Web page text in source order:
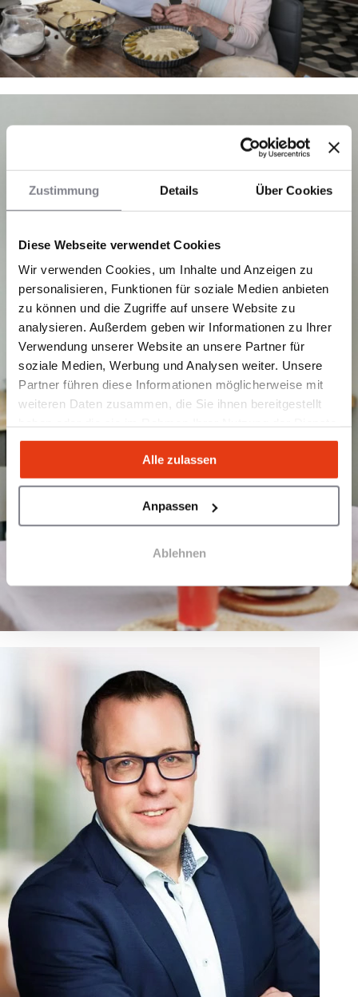
Zustimmung Details Über Cookies
Diese Webseite verwendet Cookies
Wir verwenden Cookies, um Inhalte und Anzeigen zu
personalisieren, Funktionen für soziale Medien anbieten
zu können und die Zugriffe auf unsere Website zu
analysieren. Außerdem geben wir Informationen zu Ihrer
Verwendung unserer Website an unsere Partner für
soziale Medien, Werbung und Analysen weiter. Unsere
Partner führen diese Informationen möglicherweise mit
weiteren Daten zusammen, die Sie ihnen bereitgestellt
gesammelt haben.
Alle zulassen
Anpassen
Ablehnen